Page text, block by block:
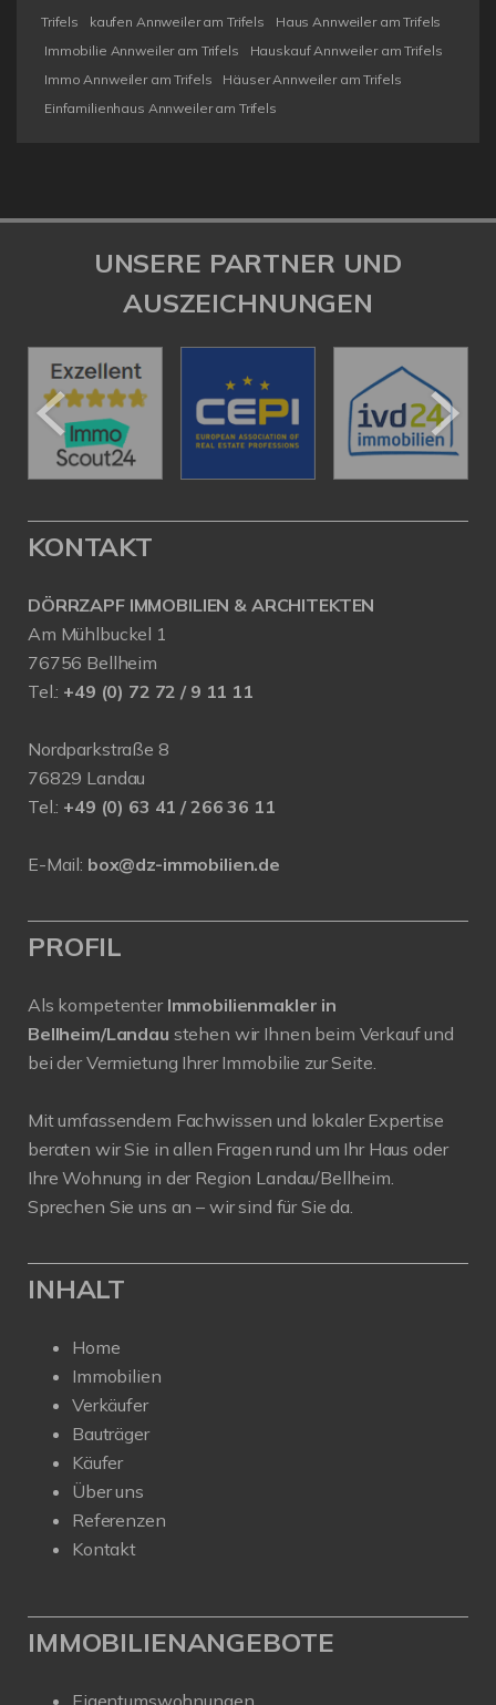
Trifels
kaufen Annweiler am Trifels
Haus Annweiler am Trifels
Immobilie Annweiler am Trifels
Hauskauf Annweiler am Trifels
Immo Annweiler am Trifels
Häuser Annweiler am Trifels
Einfamilienhaus Annweiler am Trifels
UNSERE PARTNER UND
AUSZEICHNUNGEN
KONTAKT
DÖRRZAPF IMMOBILIEN & ARCHITEKTEN
Am Mühlbuckel 1
76756 Bellheim
Tel.: +49 (0) 72 72 / 9 11 11
Nordparkstraße 8
76829 Landau
Tel.: +49 (0) 63 41 / 266 36 11
E-Mail: box@dz-immobilien.de
PROFIL
Als kompetenter Immobilienmakler in
Bellheim/Landau stehen wir Ihnen beim Verkauf und
bei der Vermietung Ihrer Immobilie zur Seite.
Mit umfassendem Fachwissen und lokaler Expertise
beraten wir Sie in allen Fragen rund um Ihr Haus oder
Ihre Wohnung in der Region Landau/Bellheim.
Sprechen Sie uns an – wir sind für Sie da.
INHALT
Home
Immobilien
Verkäufer
Bauträger
Käufer
Über uns
Referenzen
Kontakt
IMMOBILIENANGEBOTE